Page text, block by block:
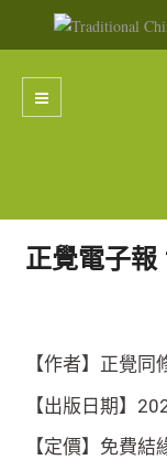
正覺電子報
【作者】正覺同
【出版日期】
【定價】免費結